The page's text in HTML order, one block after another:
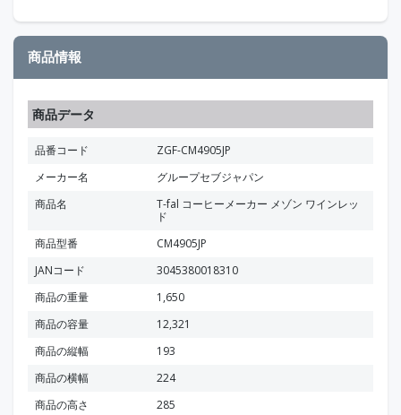
商品情報
商品データ
品番コード
ZGF-CM4905JP
メーカー名
グループセブジャパン
商品名
T-fal コーヒーメーカー メゾン ワインレッ
ド
商品型番
CM4905JP
JANコード
3045380018310
商品の重量
1,650
商品の容量
12,321
商品の縦幅
193
商品の横幅
224
商品の高さ
285